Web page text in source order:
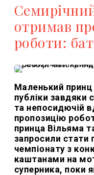
отримав
роботи:
Маленький
публіки завдяки
та непосидючій
пропозицію
принца Вільяма
запросили стати
чемпіонату з
каштанами на
суперника, поки